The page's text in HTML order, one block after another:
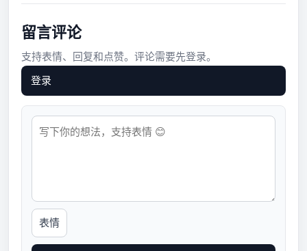
留言评论
支持表情、回复和点赞。评论需要先登录。
登录
表情